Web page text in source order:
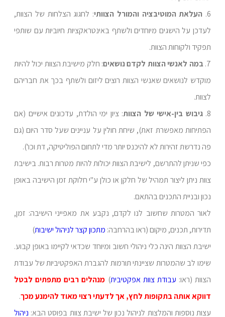
6. העלאת המוטיבציה והמורל הצוותי: לחגוג הצלחות של הצוות,
לעדכן על הישגים מיוחדים ולשתף באינטראקציות חיוביות עם שותפי
תפקיד ולקוחות הצוות.
7. במה לאנשי הצוות לקדם נושאים: חלק מישיבת הצוות יכול להיות
מוקדש לנושאים שאנשי הצוות רוצים ליזום ולשתף בכך את חבריהם
לצוות.
8. גיבוש בין-אישי של הצוות: ציון ימי הולדת, עדכונים אישיים (אם
הפתיחות מאפשרת זאת), שיחת חולין על עניינים שעל סדר היום (גם
פה נדרשת זהירות לא להיכנס יותר מדי לתחום הפוליטיקה, דת וכו').
כפי שניתן להתרשם, לישיבת הצוות יכולות להיות מטרות רבות. בישיבת
צוות ניתן ליצור תמהיל של חלקן או כולן ע"י חלוקת זמן הישיבה באופן
נכון ובניית התכנים בהתאם.
לאור המטרות שחשוב לנו לקדם, נקבע את מאפייני הישיבה: זמן,
תדירות, תכנים, מיקום (ראו בהרחבה: מתכון קצר לניהול ישיבות)
ישיבת הצוות הינה כלי ניהולי חשוב ומיוחד שכדאי לקיימו באופן קבוע.
שימו לב שהמטרות שציינתי תורמות להגברת האפקטיביות של עבודת
הצוות (ראו: עבודת צוות אפקטיבית) מנהלים רבים מתפתים לבטל
דווקא אותה בתקופות לחץ, אך לדעתי רצוי מאוד להימנע מכך.
עצות נוספות והמלצות לניהול נכון של ישיבת צוות בפוסט הבא: ניהול